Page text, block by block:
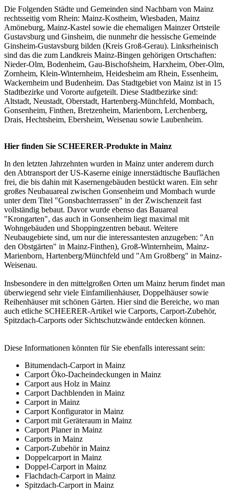
Die Folgenden Städte und Gemeinden sind Nachbarn von Mainz
rechtsseitig vom Rhein: Mainz-Kostheim, Wiesbaden, Mainz
Amöneburg, Mainz-Kastel sowie die ehemaligen Mainzer Ortsteile
Gustavsburg und Ginsheim, die nunmehr die hessische Gemeinde
Ginsheim-Gustavsburg bilden (Kreis Groß-Gerau). Linksrheinisch
sind das die zum Landkreis Mainz-Bingen gehörigen Ortschaften:
Nieder-Olm, Bodenheim, Gau-Bischofsheim, Harxheim, Ober-Olm,
Zornheim, Klein-Winternheim, Heidesheim am Rhein, Essenheim,
Wackernheim und Budenheim. Das Stadtgebiet von Mainz ist in 15
Stadtbezirke und Vororte aufgeteilt. Diese Stadtbezirke sind:
Altstadt, Neustadt, Oberstadt, Hartenberg-Münchfeld, Mombach,
Gonsenheim, Finthen, Bretzenheim, Marienborn, Lerchenberg,
Drais, Hechtsheim, Ebersheim, Weisenau sowie Laubenheim.
Hier finden Sie SCHEERER-Produkte in Mainz
In den letzten Jahrzehnten wurden in Mainz unter anderem durch
den Abtransport der US-Kaserne einige innerstädtische Bauflächen
frei, die bis dahin mit Kasernengebäuden bestückt waren. Ein sehr
großes Neubauareal zwischen Gonsenheim und Mombach wurde
unter dem Titel "Gonsbachterrassen" in der Zwischenzeit fast
vollständig bebaut. Davor wurde ebenso das Bauareal
"Krongarten", das auch in Gonsenheim liegt maximal mit
Wohngebäuden und Shoppingzentren bebaut. Weitere
Neubaugebiete sind, um nur die interessantesten anzugeben: "An
den Obstgärten" in Mainz-Finthen), Groß-Winternheim, Mainz-
Marienborn, Hartenberg/Münchfeld und "Am Großberg" in Mainz-
Weisenau.
Insbesondere in den mittelgroßen Orten um Mainz herum findet man
überwiegend sehr viele Einfamilienhäuser, Doppelhäuser sowie
Reihenhäuser mit schönen Gärten. Hier sind die Bereiche, wo man
auch etliche SCHEERER-Artikel wie Carports, Carport-Zubehör,
Spitzdach-Carports oder Sichtschutzwände entdecken können.
Diese Informationen könnten für Sie ebenfalls interessant sein:
Bitumendach-Carport in Mainz
Carport Öko-Dacheindeckungen in Mainz
Carport aus Holz in Mainz
Carport Dachblenden in Mainz
Carport in Mainz
Carport Konfigurator in Mainz
Carport mit Geräteraum in Mainz
Carport Planer in Mainz
Carports in Mainz
Carport-Zubehör in Mainz
Doppelcarport in Mainz
Doppel-Carport in Mainz
Flachdach-Carport in Mainz
Spitzdach-Carport in Mainz